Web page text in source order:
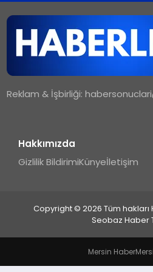
TEKNOLOJI
Reklam & İşbirliği:
Hakkımızda
Gizlilik BildirimiKünyeİletişim
Copyright © 2026 Tüm hakları
Seobaz Haber
Mersin Haber